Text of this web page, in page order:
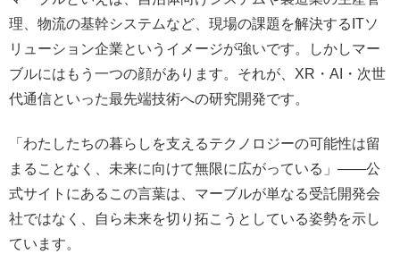
理、物流の基幹システムなど、現場の課題を解決するITソ
リューション企業というイメージが強いです。しかしマー
ブルにはもう一つの顔があります。それが、XR・AI・次世
代通信といった最先端技術への研究開発です。
「わたしたちの暮らしを支えるテクノロジーの可能性は留
まることなく、未来に向けて無限に広がっている」——公
式サイトにあるこの言葉は、マーブルが単なる受託開発会
社ではなく、自ら未来を切り拓こうとしている姿勢を示し
ています。